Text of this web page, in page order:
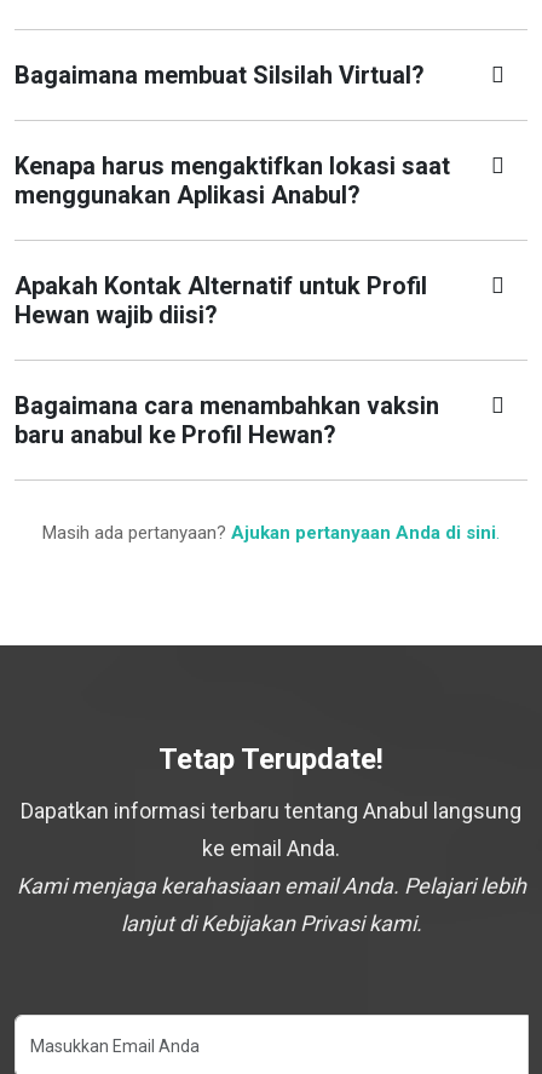
Bagaimana membuat Silsilah Virtual?
Kenapa harus mengaktifkan lokasi saat
menggunakan Aplikasi Anabul?
Apakah Kontak Alternatif untuk Profil
Hewan wajib diisi?
Bagaimana cara menambahkan vaksin
baru anabul ke Profil Hewan?
Masih ada pertanyaan? Ajukan pertanyaan Anda di sini.
Tetap Terupdate!
Dapatkan informasi terbaru tentang Anabul langsung
ke email Anda.
Kami menjaga kerahasiaan email Anda. Pelajari lebih
lanjut di Kebijakan Privasi kami.